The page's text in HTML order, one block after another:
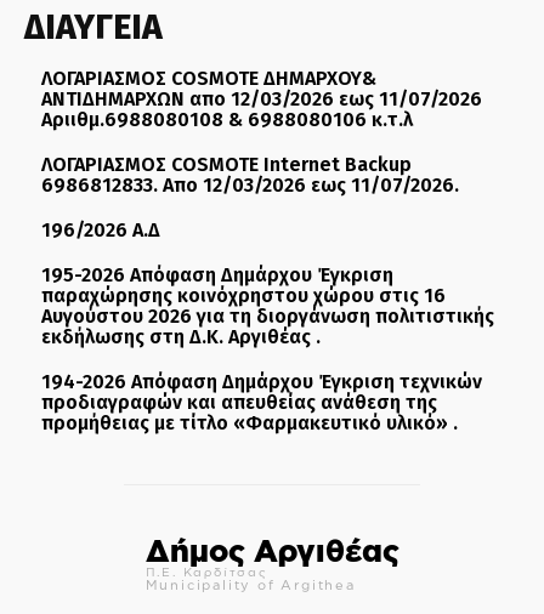
ΔΙΑΥΓΕΙΑ
ΛΟΓΑΡΙΑΣΜΟΣ COSMOTE ΔΗΜΑΡΧΟΥ&
ΑΝΤΙΔΗΜΑΡΧΩΝ απο 12/03/2026 εως 11/07/2026
Αριιθμ.6988080108 & 6988080106 κ.τ.λ
ΛΟΓΑΡΙΑΣΜΟΣ COSMOTE Internet Backup
6986812833. Απο 12/03/2026 εως 11/07/2026.
196/2026 Α.Δ
195-2026 Απόφαση Δημάρχου Έγκριση
παραχώρησης κοινόχρηστου χώρου στις 16
Αυγούστου 2026 για τη διοργάνωση πολιτιστικής
εκδήλωσης στη Δ.Κ. Αργιθέας .
194-2026 Απόφαση Δημάρχου Έγκριση τεχνικών
προδιαγραφών και απευθείας ανάθεση της
προμήθειας με τίτλο «Φαρμακευτικό υλικό» .
Δήμος Αργιθέας
Π.Ε. Καρδίτσας
Municipality of Argithea